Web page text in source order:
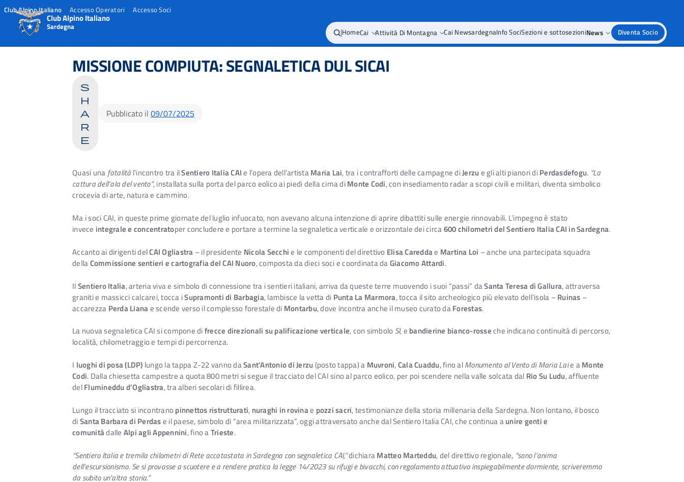
Club Alpino Italiano Accesso Operatori Accesso Soci
Club Alpino Italiano
Sardegna |HomeCai Attività Di Montagna Cai NewsardegnaInfo SociSezioni e sottosezioniNews Diventa Socio
MISSIONE COMPIUTA: SEGNALETICA DUL SICAI
s
h
a
r
e
Pubblicato il 09/07/2025
Quasi una fatalità l’incontro tra ilSentiero Italia CAIe l’opera dell’artistaMaria Lai, tra i contrafforti delle campagne diJerzue gli alti pianori diPerdasdefogu. “La
cattura dell’ala del vento”, installata sulla porta del parco eolico ai piedi della cima diMonte Codi, con insediamento radar a scopi civili e militari, diventa simbolico
crocevia di arte, natura e cammino.
Ma i soci CAI, in queste prime giornate del luglio infuocato, non avevano alcuna intenzione di aprire dibattiti sulle energie rinnovabili. L’impegno è stato
invece integrale e concentratoper concludere e portare a termine la segnaletica verticale e orizzontale dei circa600 chilometri del Sentiero Italia CAI in Sardegna.
Accanto ai dirigenti delCAI Ogliastra – il presidente Nicola Secchie le componenti del direttivo Elisa Careddae Martina Loi – anche una partecipata squadra
dellaCommissione sentieri e cartografia del CAI Nuoro, composta da dieci soci e coordinata daGiacomo Attardi.
IlSentiero Italia, arteria viva e simbolo di connessione tra i sentieri italiani, arriva da queste terre muovendo i suoi “passi” daSanta Teresa di Gallura, attraversa
graniti e massicci calcarei, tocca iSupramonti di Barbagia, lambisce la vetta di Punta La Marmora, tocca il sito archeologico più elevato dell’isola –Ruinas –
accarezza Perda Lianae scende verso il complesso forestale di Montarbu, dove incontra anche il museo curato daForestas.
La nuova segnaletica CAI si compone difrecce direzionali su palificazione verticale, con simbolo SI, e bandierine bianco-rosseche indicano continuità di percorso,
località, chilometraggio e tempi di percorrenza.
I luoghi di posa (LDP) lungo la tappa Z-22 vanno daSant’Antonio di Jerzu(posto tappa) a Muvroni,Cala Cuaddu, fino alMonumento al Vento di Maria Laie aMonte
Codi. Dalla chiesetta campestre a quota 800 metri si segue il tracciato del CAI sino al parco eolico, per poi scendere nella valle solcata dal Rio Su Ludu, affluente
delFlumineddu d’Ogliastra, tra alberi secolari di fillirea.
Lungo il tracciato si incontranopinnettos ristrutturati, nuraghi in rovinae pozzi sacri, testimonianze della storia millenaria della Sardegna. Non lontano, il bosco
diSanta Barbara di Perdase il paese, simbolo di “area militarizzata”, oggi attraversato anche dal Sentiero Italia CAI, che continua aunire genti e
comunitàdalle Alpi agli Appennini, fino aTrieste.
“Sentiero Italia e tremila chilometri di Rete accatastata in Sardegna con segnaletica CAI,”dichiaraMatteo Marteddu, del direttivo regionale, “sono l’anima
dell’escursionismo. Se si provasse a scuotere e a rendere pratica la legge 14/2023 su rifugi e bivacchi, con regolamento attuativo inspiegabilmente dormiente, scriveremmo
da subito un’altra storia.”